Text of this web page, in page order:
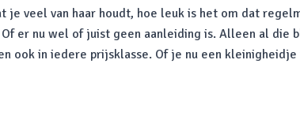
veel van haar houdt, hoe leuk is het om dat
er nu wel of juist geen aanleiding is. Alleen al die
ook in iedere prijsklasse. Of je nu een